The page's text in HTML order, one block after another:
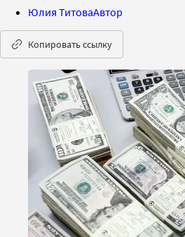
Юлия ТитоваАвтор
Копировать ссылку